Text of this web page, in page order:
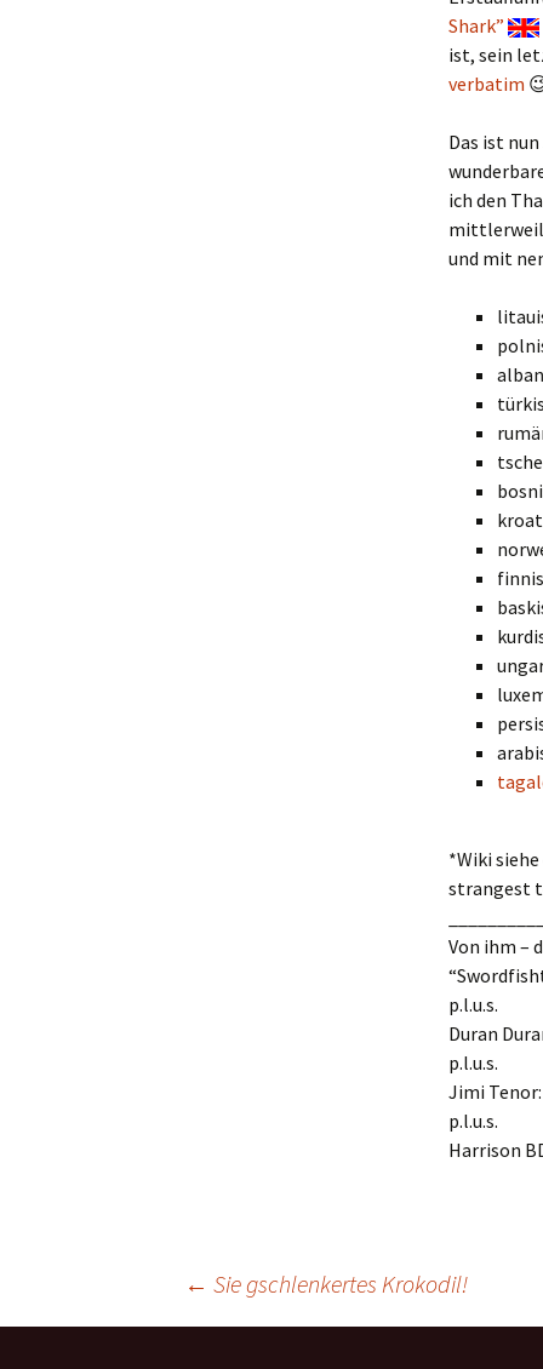
Shark”
ist, sein
verbatim
Das ist
ich den
und mit
*Wiki
strangest
Von ihm –
p.l.u.s.
Duran
p.l.u.s.
Jimi
p.l.u.s.
Harrison
← Sie gschlenkertes Krokodil!